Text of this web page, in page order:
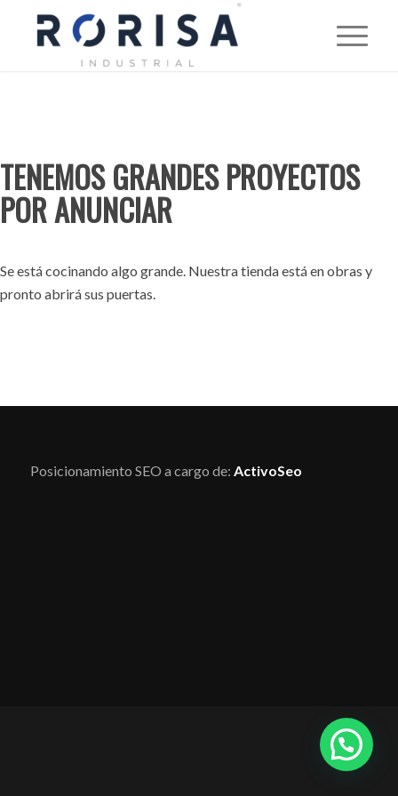
TENEMOS GRANDES PROYECTOS
POR ANUNCIAR
Se está cocinando algo grande. Nuestra tienda está en obras y
pronto abrirá sus puertas.
Posicionamiento SEO a cargo de: ActivoSeo